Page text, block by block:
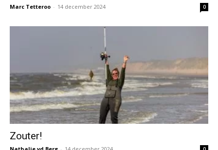
Marc Tetteroo - 14 december 2024 0
Zouter!